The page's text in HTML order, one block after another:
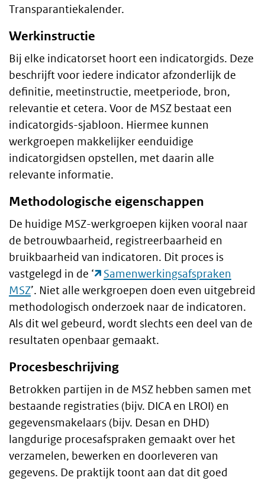
Transparantiekalender.
Werkinstructie
Bij elke indicatorset hoort een indicatorgids. Deze
beschrijft voor iedere indicator afzonderlijk de
definitie, meetinstructie, meetperiode, bron,
relevantie et cetera. Voor de MSZ bestaat een
indicatorgids-sjabloon. Hiermee kunnen
werkgroepen makkelijker eenduidige
indicatorgidsen opstellen, met daarin alle
relevante informatie.
Methodologische eigenschappen
De huidige MSZ-werkgroepen kijken vooral naar
de betrouwbaarheid, registreerbaarheid en
bruikbaarheid van indicatoren. Dit proces is
vastgelegd in de ‘
Samenwerkingsafspraken
MSZ’. Niet alle werkgroepen doen even uitgebreid
methodologisch onderzoek naar de indicatoren.
Als dit wel gebeurd, wordt slechts een deel van de
resultaten openbaar gemaakt.
Procesbeschrijving
Betrokken partijen in de MSZ hebben samen met
bestaande registraties (bijv. DICA en LROI) en
gegevensmakelaars (bijv. Desan en DHD)
langdurige procesafspraken gemaakt over het
verzamelen, bewerken en doorleveren van
gegevens. De praktijk toont aan dat dit goed